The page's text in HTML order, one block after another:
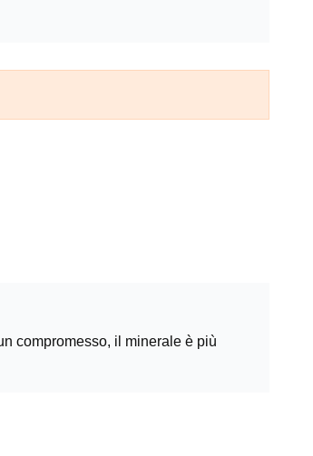
compromesso, il minerale è più